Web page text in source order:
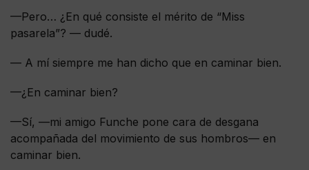
—Pero… ¿En qué consiste el mérito de “Miss
pasarela”? — dudé.
— A mí siempre me han dicho que en caminar bien.
—¿En caminar bien?
—Sí, —mi amigo Funche pone cara de desgana
acompañada del movimiento de sus hombros— en
caminar bien.